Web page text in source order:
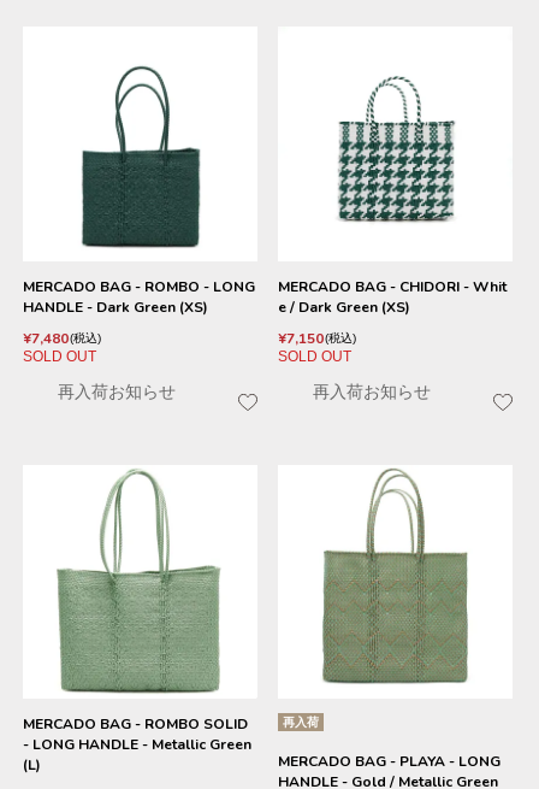
MERCADO BAG - ROMBO - LONG
HANDLE - Dark Green (XS)
¥7,480 税込
SOLD OUT
再入荷お知らせ
MERCADO BAG - CHIDORI - Whit
e / Dark Green (XS)
¥7,150 税込
SOLD OUT
再入荷お知らせ
MERCADO BAG - ROMBO SOLID
- LONG HANDLE - Metallic Green
(L)
再入荷
MERCADO BAG - PLAYA - LONG
HANDLE - Gold / Metallic Green